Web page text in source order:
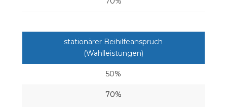
stationärer Beihilfeanspruch
(Wahlleistungen)
50%
70%